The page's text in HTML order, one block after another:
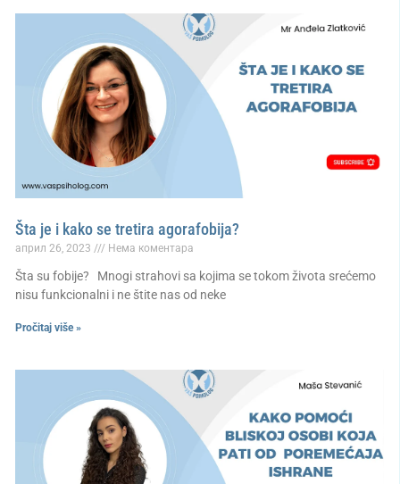
Šta je i kako se tretira agorafobija?
април 26, 2023 Нема коментара
Šta su fobije? Mnogi strahovi sa kojima se tokom života srećemo
nisu funkcionalni i ne štite nas od neke
Pročitaj više »